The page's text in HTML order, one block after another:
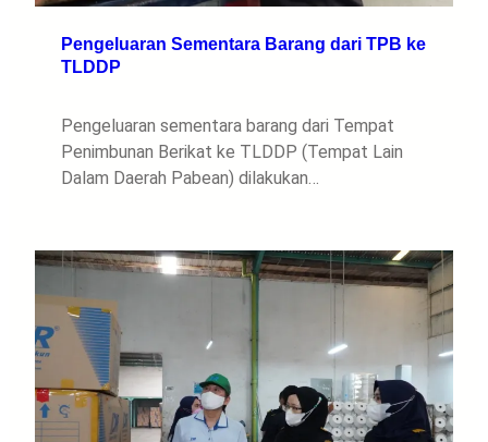
Pengeluaran Sementara Barang dari TPB ke
TLDDP
Pengeluaran sementara barang dari Tempat
Penimbunan Berikat ke TLDDP (Tempat Lain
Dalam Daerah Pabean) dilakukan…